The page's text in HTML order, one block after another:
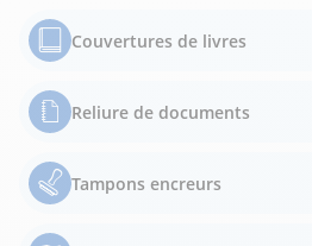
Couvertures de livres
Reliure de documents
Tampons encreurs